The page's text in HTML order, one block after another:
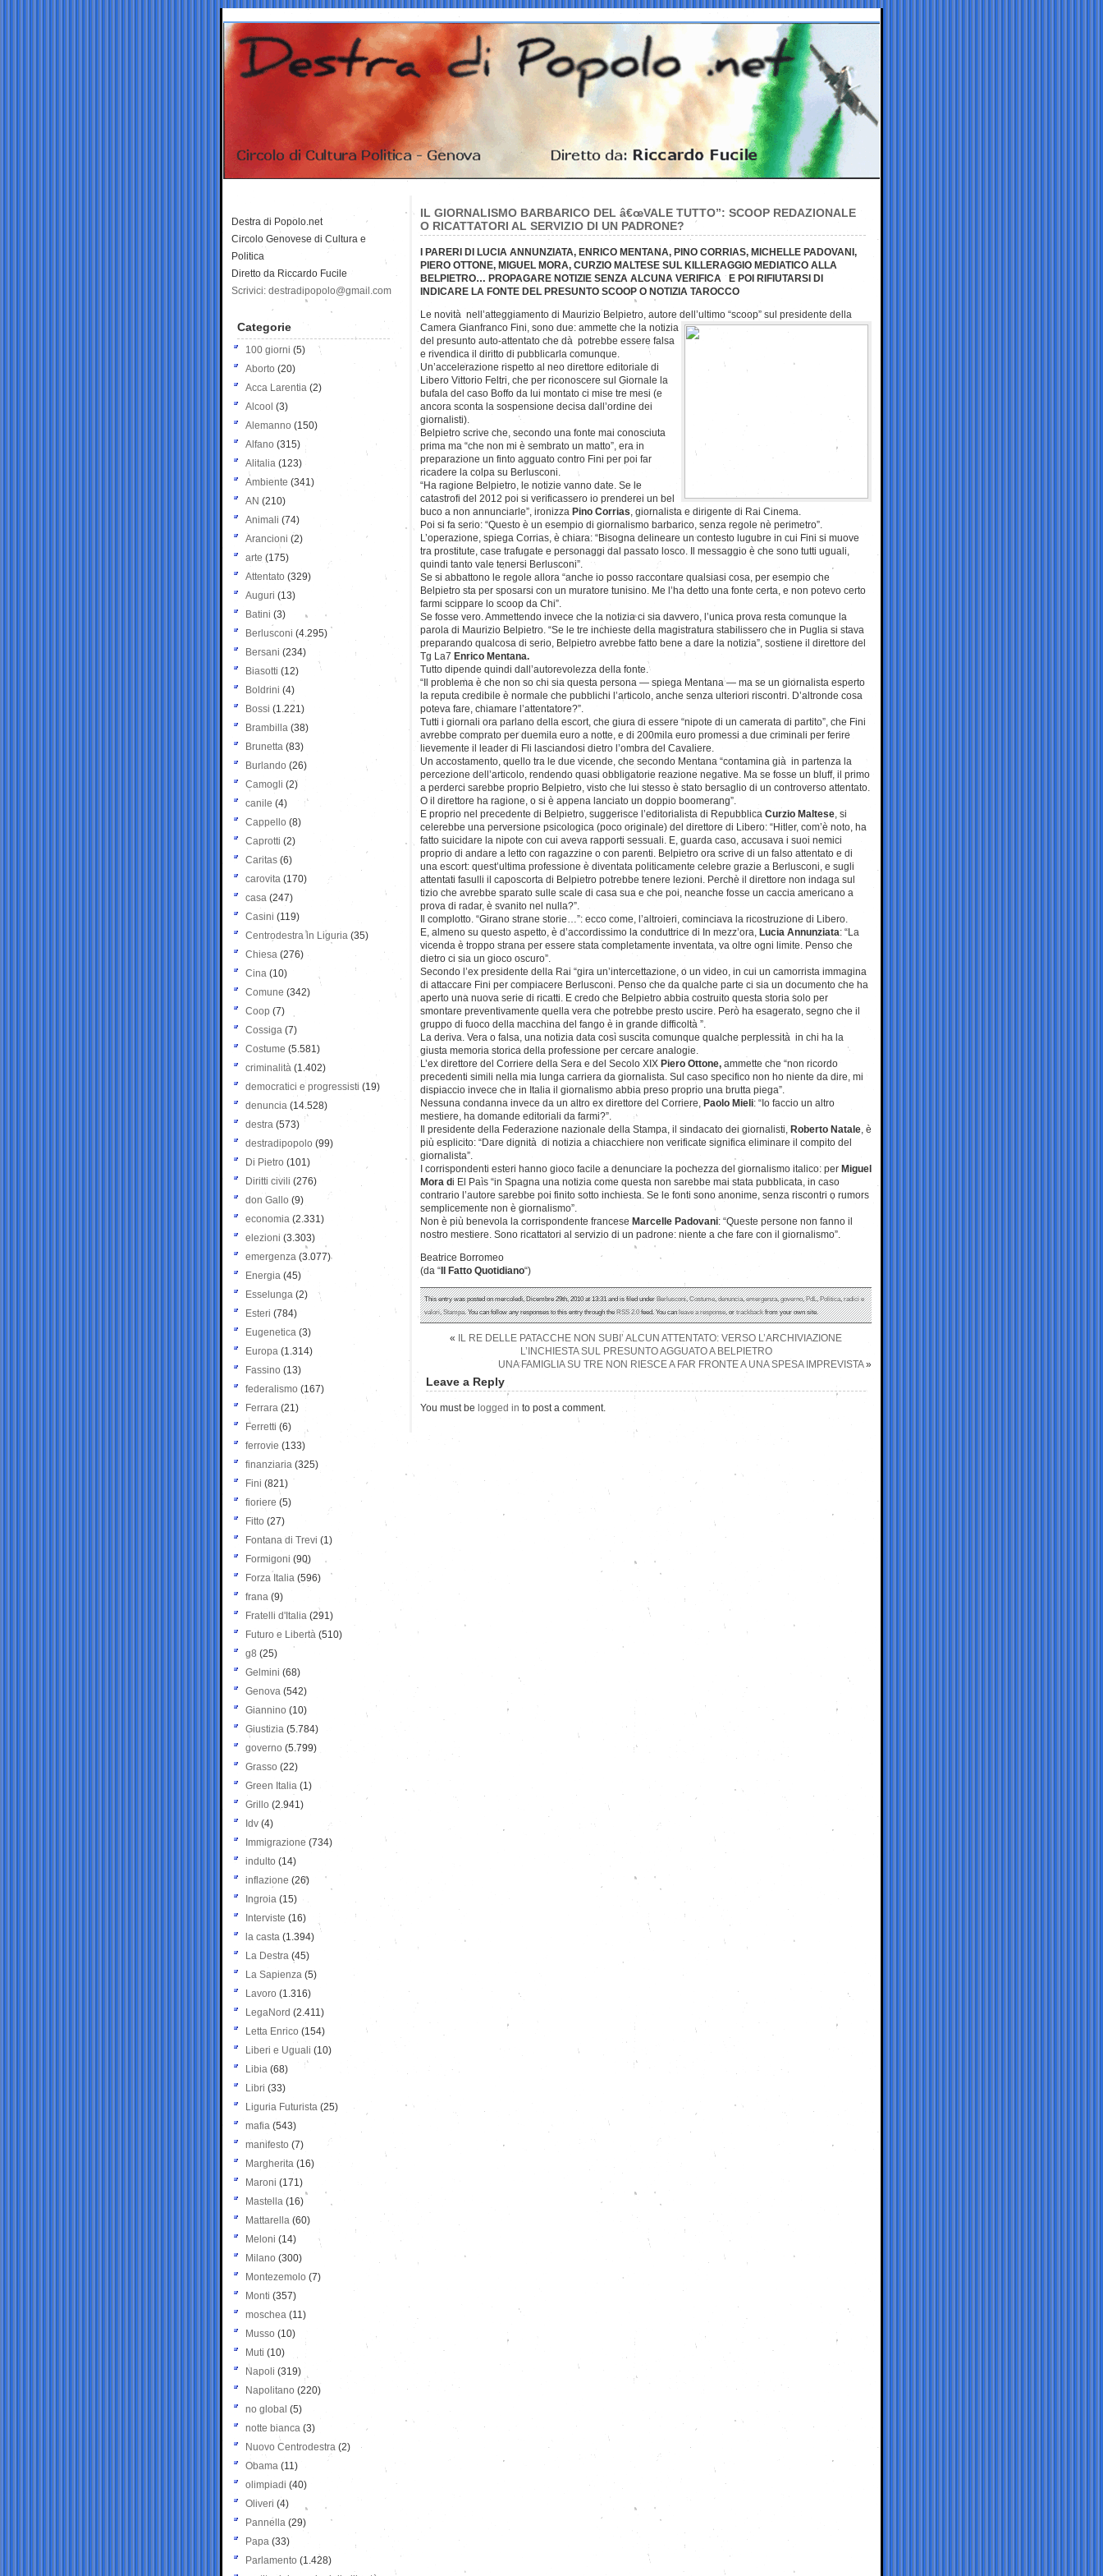
IL GIORNALISMO BARBARICO DEL â€œVALE TUTTO”: SCOOP REDAZIONALE
O RICATTATORI AL SERVIZIO DI UN PADRONE?
I PARERI DI LUCIA ANNUNZIATA, ENRICO MENTANA, PINO CORRIAS, MICHELLE PADOVANI,
PIERO OTTONE, MIGUEL MORA, CURZIO MALTESE SUL KILLERAGGIO MEDIATICO ALLA
BELPIETRO… PROPAGARE NOTIZIE SENZA ALCUNA VERIFICA E POI RIFIUTARSI DI
INDICARE LA FONTE DEL PRESUNTO SCOOP O NOTIZIA TAROCCO
Le novità nell’atteggiamento di Maurizio Belpietro, autore dell’ultimo “scoop” sul presidente della
Camera Gianfranco Fini, sono due: ammette che la notizia
del presunto auto-attentato che dà potrebbe essere falsa
e rivendica il diritto di pubblicarla comunque.
Un’accelerazione rispetto al neo direttore editoriale di
Libero Vittorio Feltri, che per riconoscere sul Giornale la
bufala del caso Boffo da lui montato ci mise tre mesi (e
ancora sconta la sospensione decisa dall’ordine dei
giornalisti).
Belpietro scrive che, secondo una fonte mai conosciuta
prima ma “che non mi è sembrato un matto”, era in
preparazione un finto agguato contro Fini per poi far
ricadere la colpa su Berlusconi.
“Ha ragione Belpietro, le notizie vanno date. Se le
catastrofi del 2012 poi si verificassero io prenderei un bel
buco a non annunciarle”, ironizza Pino Corrias, giornalista e dirigente di Rai Cinema.
Poi si fa serio: “Questo è un esempio di giornalismo barbarico, senza regole nè perimetro”.
L’operazione, spiega Corrias, è chiara: “Bisogna delineare un contesto lugubre in cui Fini si muove
tra prostitute, case trafugate e personaggi dal passato losco. Il messaggio è che sono tutti uguali,
quindi tanto vale tenersi Berlusconi”.
Se si abbattono le regole allora “anche io posso raccontare qualsiasi cosa, per esempio che
Belpietro sta per sposarsi con un muratore tunisino. Me l’ha detto una fonte certa, e non potevo certo
farmi scippare lo scoop da Chi”.
Se fosse vero. Ammettendo invece che la notizia ci sia davvero, l’unica prova resta comunque la
parola di Maurizio Belpietro. “Se le tre inchieste della magistratura stabilissero che in Puglia si stava
preparando qualcosa di serio, Belpietro avrebbe fatto bene a dare la notizia”, sostiene il direttore del
Tg La7 Enrico Mentana.
Tutto dipende quindi dall’autorevolezza della fonte.
“Il problema è che non so chi sia questa persona — spiega Mentana — ma se un giornalista esperto
la reputa credibile è normale che pubblichi l’articolo, anche senza ulteriori riscontri. D’altronde cosa
poteva fare, chiamare l’attentatore?”.
Tutti i giornali ora parlano della escort, che giura di essere “nipote di un camerata di partito”, che Fini
avrebbe comprato per duemila euro a notte, e di 200mila euro promessi a due criminali per ferire
lievemente il leader di Fli lasciandosi dietro l’ombra del Cavaliere.
Un accostamento, quello tra le due vicende, che secondo Mentana “contamina già in partenza la
percezione dell’articolo, rendendo quasi obbligatorie reazione negative. Ma se fosse un bluff, il primo
a perderci sarebbe proprio Belpietro, visto che lui stesso è stato bersaglio di un controverso attentato.
O il direttore ha ragione, o si è appena lanciato un doppio boomerang”.
E proprio nel precedente di Belpietro, suggerisce l’editorialista di Repubblica Curzio Maltese, si
celerebbe una perversione psicologica (poco originale) del direttore di Libero: “Hitler, com’è noto, ha
fatto suicidare la nipote con cui aveva rapporti sessuali. E, guarda caso, accusava i suoi nemici
proprio di andare a letto con ragazzine o con parenti. Belpietro ora scrive di un falso attentato e di
una escort: quest’ultima professione è diventata politicamente celebre grazie a Berlusconi, e sugli
attentati fasulli il caposcorta di Belpietro potrebbe tenere lezioni. Perchè il direttore non indaga sul
tizio che avrebbe sparato sulle scale di casa sua e che poi, neanche fosse un caccia americano a
prova di radar, è svanito nel nulla?”.
Il complotto. “Girano strane storie…”: ecco come, l’altroieri, cominciava la ricostruzione di Libero.
E, almeno su questo aspetto, è d’accordissimo la conduttrice di In mezz’ora, Lucia Annunziata: “La
vicenda è troppo strana per essere stata completamente inventata, va oltre ogni limite. Penso che
dietro ci sia un gioco oscuro”.
Secondo l’ex presidente della Rai “gira un’intercettazione, o un video, in cui un camorrista immagina
di attaccare Fini per compiacere Berlusconi. Penso che da qualche parte ci sia un documento che ha
aperto una nuova serie di ricatti. E credo che Belpietro abbia costruito questa storia solo per
smontare preventivamente quella vera che potrebbe presto uscire. Però ha esagerato, segno che il
gruppo di fuoco della macchina del fango è in grande difficoltà ”.
La deriva. Vera o falsa, una notizia data così suscita comunque qualche perplessità in chi ha la
giusta memoria storica della professione per cercare analogie.
L’ex direttore del Corriere della Sera e del Secolo XIX Piero Ottone, ammette che “non ricordo
precedenti simili nella mia lunga carriera da giornalista. Sul caso specifico non ho niente da dire, mi
dispiaccio invece che in Italia il giornalismo abbia preso proprio una brutta piega”.
Nessuna condanna invece da un altro ex direttore del Corriere, Paolo Mieli: “Io faccio un altro
mestiere, ha domande editoriali da farmi?”.
Il presidente della Federazione nazionale della Stampa, il sindacato dei giornalisti, Roberto Natale, è
più esplicito: “Dare dignità di notizia a chiacchiere non verificate significa eliminare il compito del
giornalista”.
I corrispondenti esteri hanno gioco facile a denunciare la pochezza del giornalismo italico: per Miguel
Mora di El Paìs “in Spagna una notizia come questa non sarebbe mai stata pubblicata, in caso
contrario l’autore sarebbe poi finito sotto inchiesta. Se le fonti sono anonime, senza riscontri o rumors
semplicemente non è giornalismo”.
Non è più benevola la corrispondente francese Marcelle Padovani: “Queste persone non fanno il
nostro mestiere. Sono ricattatori al servizio di un padrone: niente a che fare con il giornalismo”.
Beatrice Borromeo
(da “ Il Fatto Quotidiano“)
This entry was posted on mercoledì, Dicembre 29th, 2010 at 13:31 and is filed underBerlusconi,Costume,denuncia,emergenza,governo,PdL,Politica,radici e
valori,Stampa. You can follow any responses to this entry through theRSS 2.0feed. You canleave a response, ortrackbackfrom your own site.
«
IL RE DELLE PATACCHE NON SUBI’ ALCUN ATTENTATO: VERSO L’ARCHIVIAZIONE
L’INCHIESTA SUL PRESUNTO AGGUATO A BELPIETRO
UNA FAMIGLIA SU TRE NON RIESCE A FAR FRONTE A UNA SPESA IMPREVISTA»
Leave a Reply
You must be logged in to post a comment.
Destra di Popolo.net
Circolo Genovese di Cultura e
Politica
Diretto da Riccardo Fucile
Scrivici: destradipopolo@gmail.com
Categorie
100 giorni (5)
Aborto (20)
Acca Larentia (2)
Alcool (3)
Alemanno (150)
Alfano (315)
Alitalia (123)
Ambiente (341)
AN (210)
Animali (74)
Arancioni (2)
arte (175)
Attentato (329)
Auguri (13)
Batini (3)
Berlusconi (4.295)
Bersani (234)
Biasotti (12)
Boldrini (4)
Bossi (1.221)
Brambilla (38)
Brunetta (83)
Burlando (26)
Camogli (2)
canile (4)
Cappello (8)
Caprotti (2)
Caritas (6)
carovita (170)
casa (247)
Casini (119)
Centrodestra in Liguria (35)
Chiesa (276)
Cina (10)
Comune (342)
Coop (7)
Cossiga (7)
Costume (5.581)
criminalità (1.402)
democratici e progressisti (19)
denuncia (14.528)
destra (573)
destradipopolo (99)
Di Pietro (101)
Diritti civili (276)
don Gallo (9)
economia (2.331)
elezioni (3.303)
emergenza (3.077)
Energia (45)
Esselunga (2)
Esteri (784)
Eugenetica (3)
Europa (1.314)
Fassino (13)
federalismo (167)
Ferrara (21)
Ferretti (6)
ferrovie (133)
finanziaria (325)
Fini (821)
fioriere (5)
Fitto (27)
Fontana di Trevi (1)
Formigoni (90)
Forza Italia (596)
frana (9)
Fratelli d'Italia (291)
Futuro e Libertà (510)
g8 (25)
Gelmini (68)
Genova (542)
Giannino (10)
Giustizia (5.784)
governo (5.799)
Grasso (22)
Green Italia (1)
Grillo (2.941)
Idv (4)
Immigrazione (734)
indulto (14)
inflazione (26)
Ingroia (15)
Interviste (16)
la casta (1.394)
La Destra (45)
La Sapienza (5)
Lavoro (1.316)
LegaNord (2.411)
Letta Enrico (154)
Liberi e Uguali (10)
Libia (68)
Libri (33)
Liguria Futurista (25)
mafia (543)
manifesto (7)
Margherita (16)
Maroni (171)
Mastella (16)
Mattarella (60)
Meloni (14)
Milano (300)
Montezemolo (7)
Monti (357)
moschea (11)
Musso (10)
Muti (10)
Napoli (319)
Napolitano (220)
no global (5)
notte bianca (3)
Nuovo Centrodestra (2)
Obama (11)
olimpiadi (40)
Oliveri (4)
Pannella (29)
Papa (33)
Parlamento (1.428)